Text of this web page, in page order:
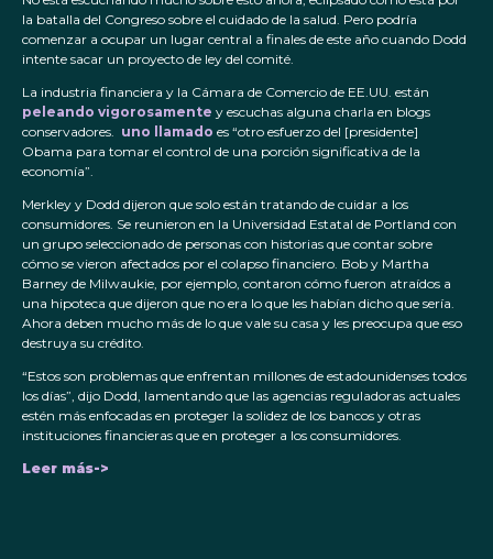
la batalla del Congreso sobre el cuidado de la salud. Pero podría
comenzar a ocupar un lugar central a finales de este año cuando Dodd
intente sacar un proyecto de ley del comité.
La industria financiera y la Cámara de Comercio de EE.UU. están
peleando vigorosamente y escuchas alguna charla en blogs
conservadores. uno llamado es “otro esfuerzo del [presidente]
Obama para tomar el control de una porción significativa de la
economía”.
Merkley y Dodd dijeron que solo están tratando de cuidar a los
consumidores. Se reunieron en la Universidad Estatal de Portland con
un grupo seleccionado de personas con historias que contar sobre
cómo se vieron afectados por el colapso financiero. Bob y Martha
Barney de Milwaukie, por ejemplo, contaron cómo fueron atraídos a
una hipoteca que dijeron que no era lo que les habían dicho que sería.
Ahora deben mucho más de lo que vale su casa y les preocupa que eso
destruya su crédito.
“Estos son problemas que enfrentan millones de estadounidenses todos
los días”, dijo Dodd, lamentando que las agencias reguladoras actuales
estén más enfocadas en proteger la solidez de los bancos y otras
instituciones financieras que en proteger a los consumidores.
Leer más->